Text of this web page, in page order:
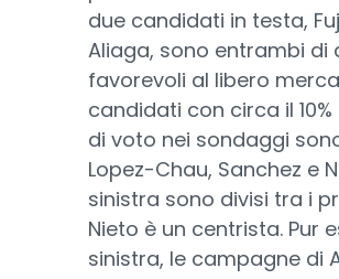
due candidati in testa,
Aliaga, sono entrambi di
favorevoli al libero
candidati con circa il
di voto nei sondaggi
Lopez-Chau, Sanchez e
sinistra sono divisi tra i
Nieto è un centrista. Pur
sinistra, le campagne di